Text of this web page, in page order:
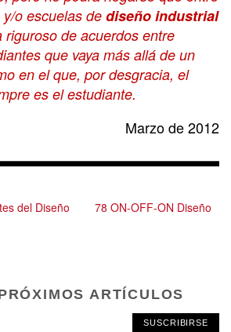
o escuelas de diseño industrial
riguroso de acuerdos entre
que vaya más allá de un
en el que, por desgracia, el
es el estudiante.
Marzo de 2012
del Diseño
78 ON-OFF-ON Diseño
ARTÍCULOS
SUSCRIBIRSE